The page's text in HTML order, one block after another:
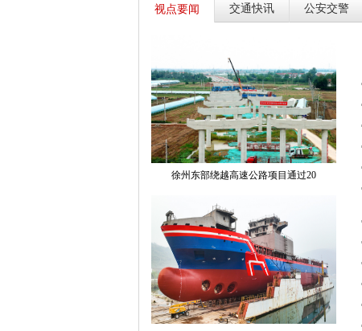
视点要闻 交通快讯 公安交警
徐州东部绕越高速公路项目通过20